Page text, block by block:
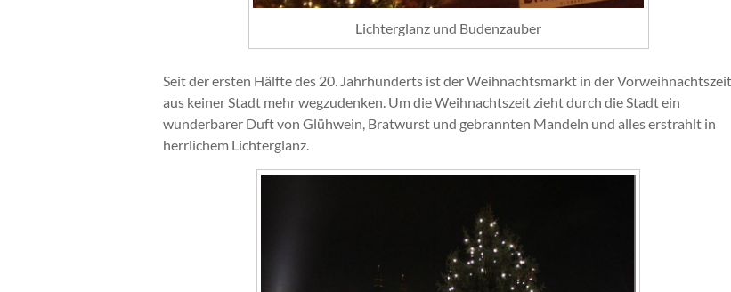
Lichterglanz und Budenzauber
Seit der ersten Hälfte des 20. Jahrhunderts ist der Weihnachtsmarkt in der Vorweihnachtszeit
aus keiner Stadt mehr wegzudenken. Um die Weihnachtszeit zieht durch die Stadt ein
wunderbarer Duft von Glühwein, Bratwurst und gebrannten Mandeln und alles erstrahlt in
herrlichem Lichterglanz.